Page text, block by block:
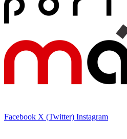
Facebook X (Twitter) Instagram